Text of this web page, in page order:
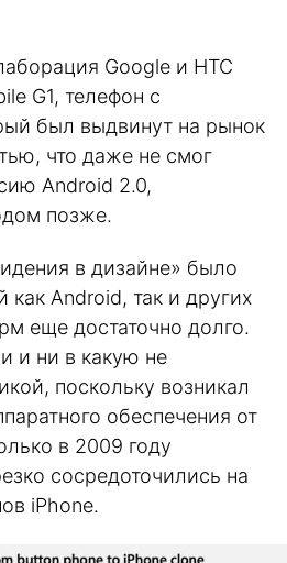
Google и HTC
G1, телефон с
был выдвинут на рынок
что даже не смог
Android 2.0,
позже.
в дизайне» было
как Android, так и других
еще достаточно долго.
и ни в какую не
поскольку возникал
обеспечения от
в 2009 году
сосредоточились на
iPhone.